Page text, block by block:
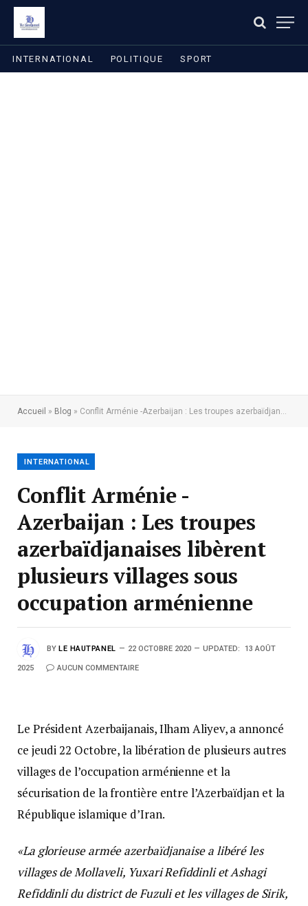
INTERNATIONAL POLITIQUE SPORT
Accueil » Blog » Conflit Arménie -Azerbaijan : Les troupes azerbaïdjanaises libèrent plusieurs villages sous occupation arménienne
INTERNATIONAL
Conflit Arménie -
Azerbaijan : Les troupes
azerbaïdjanaises libèrent
plusieurs villages sous
occupation arménienne
BY LE HAUTPANEL 22 OCTOBRE 2020 UPDATED: 13 AOÛT
2025 AUCUN COMMENTAIRE
Le Président Azerbaijanais, Ilham Aliyev, a annoncé
ce jeudi 22 Octobre, la libération de plusieurs autres
villages de l’occupation arménienne et la
sécurisation de la frontière entre l’Azerbaïdjan et la
République islamique d’Iran.
«La glorieuse armée azerbaïdjanaise a libéré les
villages de Mollaveli, Yuxari Refiddinli et Ashagi
Refiddinli du district de Fuzuli et les villages de Sirik,